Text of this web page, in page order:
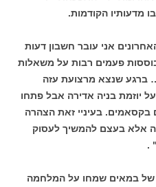
מדעותיו הקודמות.
אני עובר חשבון דעות
פעמים רבות על משאלות
ברגע שנצא מרצועת עזה
יוזמת בניה אדירה אבל פתחו
בקסאמים. בעיניי זאת הצהרה
אלא בעצם להמשיך לעסוק
.
במאים שמחו על המלחמה